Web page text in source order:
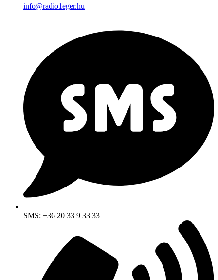
info@radio1eger.hu
SMS: +36 20 33 9 33 33